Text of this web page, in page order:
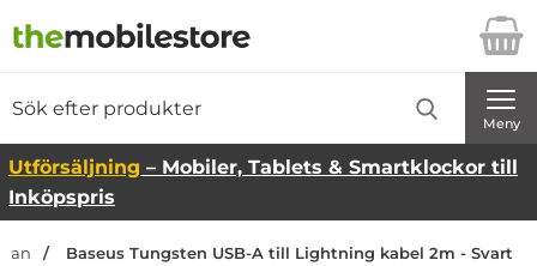
Startsidan för Danira Telecom AB
Meny
Utförsäljning – Mobiler, Tablets & Smartklockor till
Inköpspris
Baseus Tungsten USB-A till Lightning kabel 2m - Svart